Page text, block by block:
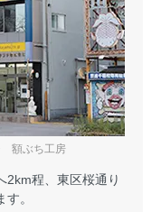
額ぶち工房
2km程、東区桜通り
。